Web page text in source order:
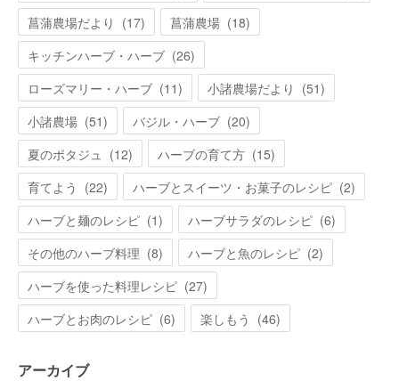
菖蒲農場だより (17) 菖蒲農場 (18)
キッチンハーブ・ハーブ (26)
ローズマリー・ハーブ (11) 小諸農場だより (51)
小諸農場 (51) バジル・ハーブ (20)
夏のポタジュ (12) ハーブの育て方 (15)
育てよう (22) ハーブとスイーツ・お菓子のレシピ (2)
ハーブと麺のレシピ (1) ハーブサラダのレシピ (6)
その他のハーブ料理 (8) ハーブと魚のレシピ (2)
ハーブを使った料理レシピ (27)
ハーブとお肉のレシピ (6) 楽しもう (46)
アーカイブ